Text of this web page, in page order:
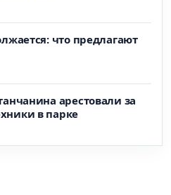
что предлагают
арестовали за
в парке